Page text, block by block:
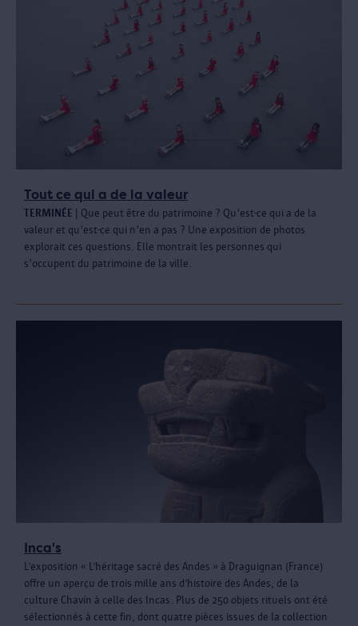
Tout ce qui a de la valeur
TERMINÉ E | Que peut être du patrimoine ? Qu'est-ce qui a de la
valeur et qu'est-ce qui n'en a pas ? Une exposition de photos
explorait ces questions. Elle montrait les personnes qui
s'occupent du patrimoine de la ville.
Inca's
L’exposition « L’héritage sacré des Andes » à Draguignan (France)
offre un aperçu de trois mille ans d’histoire des Andes, de la
culture Chavín à celle des Incas. Plus de 250 objets rituels ont été
sélectionnés à cette fin, dont quatre pièces issues de la collection